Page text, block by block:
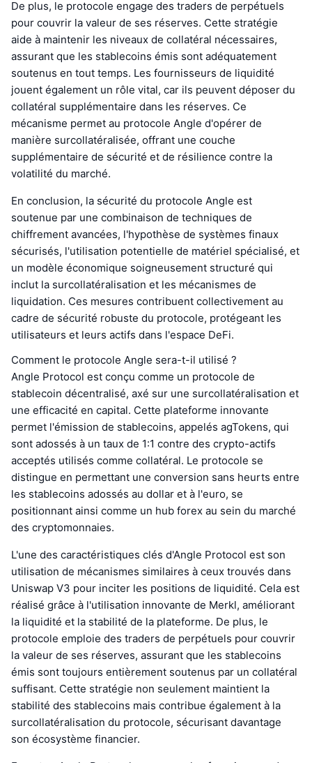
De plus, le protocole engage des traders de perpétuels
pour couvrir la valeur de ses réserves. Cette stratégie
aide à maintenir les niveaux de collatéral nécessaires,
assurant que les stablecoins émis sont adéquatement
soutenus en tout temps. Les fournisseurs de liquidité
jouent également un rôle vital, car ils peuvent déposer du
collatéral supplémentaire dans les réserves. Ce
mécanisme permet au protocole Angle d'opérer de
manière surcollatéralisée, offrant une couche
supplémentaire de sécurité et de résilience contre la
volatilité du marché.
En conclusion, la sécurité du protocole Angle est
soutenue par une combinaison de techniques de
chiffrement avancées, l'hypothèse de systèmes finaux
sécurisés, l'utilisation potentielle de matériel spécialisé, et
un modèle économique soigneusement structuré qui
inclut la surcollatéralisation et les mécanismes de
liquidation. Ces mesures contribuent collectivement au
cadre de sécurité robuste du protocole, protégeant les
utilisateurs et leurs actifs dans l'espace DeFi.
Comment le protocole Angle sera-t-il utilisé ?
Angle Protocol est conçu comme un protocole de
stablecoin décentralisé, axé sur une surcollatéralisation et
une efficacité en capital. Cette plateforme innovante
permet l'émission de stablecoins, appelés agTokens, qui
sont adossés à un taux de 1:1 contre des crypto-actifs
acceptés utilisés comme collatéral. Le protocole se
distingue en permettant une conversion sans heurts entre
les stablecoins adossés au dollar et à l'euro, se
positionnant ainsi comme un hub forex au sein du marché
des cryptomonnaies.
L'une des caractéristiques clés d'Angle Protocol est son
utilisation de mécanismes similaires à ceux trouvés dans
Uniswap V3 pour inciter les positions de liquidité. Cela est
réalisé grâce à l'utilisation innovante de Merkl, améliorant
la liquidité et la stabilité de la plateforme. De plus, le
protocole emploie des traders de perpétuels pour couvrir
la valeur de ses réserves, assurant que les stablecoins
émis sont toujours entièrement soutenus par un collatéral
suffisant. Cette stratégie non seulement maintient la
stabilité des stablecoins mais contribue également à la
surcollatéralisation du protocole, sécurisant davantage
son écosystème financier.